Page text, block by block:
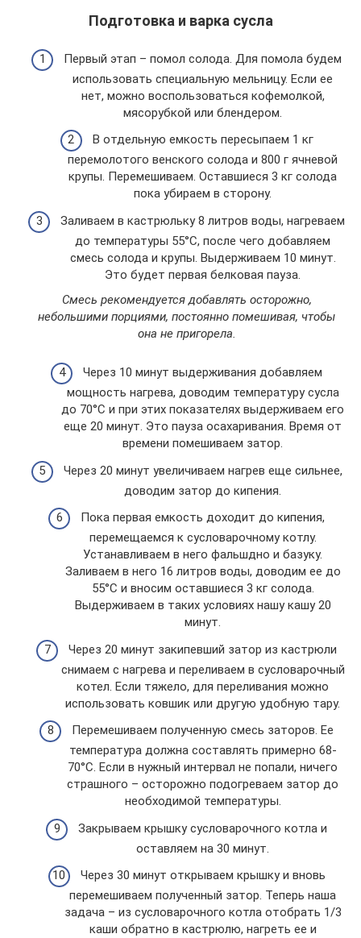
Подготовка и варка сусла
Первый этап – помол солода. Для помола будем
использовать специальную мельницу. Если ее
нет, можно воспользоваться кофемолкой,
мясорубкой или блендером.
В отдельную емкость пересыпаем 1 кг
перемолотого венского солода и 800 г ячневой
крупы. Перемешиваем. Оставшиеся 3 кг солода
пока убираем в сторону.
Заливаем в кастрюльку 8 литров воды, нагреваем
до температуры 55°С, после чего добавляем
смесь солода и крупы. Выдерживаем 10 минут.
Это будет первая белковая пауза.
Смесь рекомендуется добавлять осторожно,
небольшими порциями, постоянно помешивая, чтобы
она не пригорела.
Через 10 минут выдерживания добавляем
мощность нагрева, доводим температуру сусла
до 70°С и при этих показателях выдерживаем его
еще 20 минут. Это пауза осахаривания. Время от
времени помешиваем затор.
Через 20 минут увеличиваем нагрев еще сильнее,
доводим затор до кипения.
Пока первая емкость доходит до кипения,
перемещаемся к сусловарочному котлу.
Устанавливаем в него фальшдно и базуку.
Заливаем в него 16 литров воды, доводим ее до
55°С и вносим оставшиеся 3 кг солода.
Выдерживаем в таких условиях нашу кашу 20
минут.
Через 20 минут закипевший затор из кастрюли
снимаем с нагрева и переливаем в сусловарочный
котел. Если тяжело, для переливания можно
использовать ковшик или другую удобную тару.
Перемешиваем полученную смесь заторов. Ее
температура должна составлять примерно 68-
70°С. Если в нужный интервал не попали, ничего
страшного – осторожно подогреваем затор до
необходимой температуры.
Закрываем крышку сусловарочного котла и
оставляем на 30 минут.
Через 30 минут открываем крышку и вновь
перемешиваем полученный затор. Теперь наша
задача – из сусловарочного котла отобрать 1/3
каши обратно в кастрюлю, нагреть ее и